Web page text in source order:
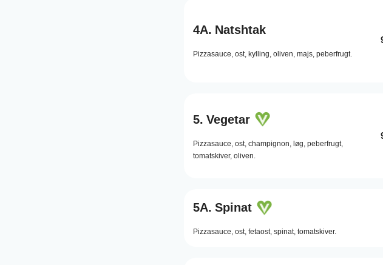
4A. Natshtak
Pizzasauce, ost, kylling, oliven, majs, peberfrugt.
5. Vegetar
Pizzasauce, ost, champignon, løg, peberfrugt,
tomatskiver, oliven.
5A. Spinat
Pizzasauce, ost, fetaost, spinat, tomatskiver.